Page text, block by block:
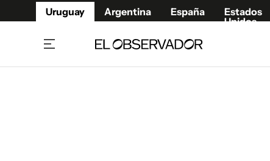
Uruguay Argentina España
Estados
Unidos